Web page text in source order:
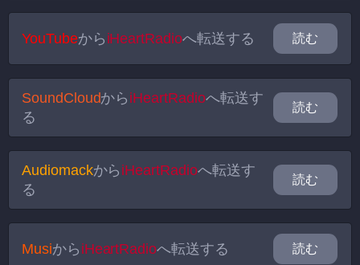
YouTubeから iHeartRadioへ転送する 読む
SoundCloudから iHeartRadioへ転送す
る
読む
Audiomackから iHeartRadioへ転送す
る
読む
Musiから iHeartRadioへ転送する 読む